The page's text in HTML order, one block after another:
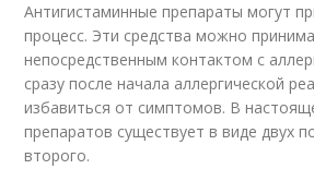
Антигистаминные препараты могут
процесс. Эти средства можно
непосредственным контактом с
сразу после начала аллергической
избавиться от симптомов. В
препаратов существует в виде двух
второго.